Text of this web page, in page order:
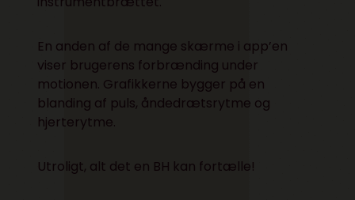
En anden af de mange skærme i app’en
viser brugerens forbrænding under
motionen. Grafikkerne bygger på en
blanding af puls, åndedrætsrytme og
hjerterytme.
Utroligt, alt det en BH kan fortælle!